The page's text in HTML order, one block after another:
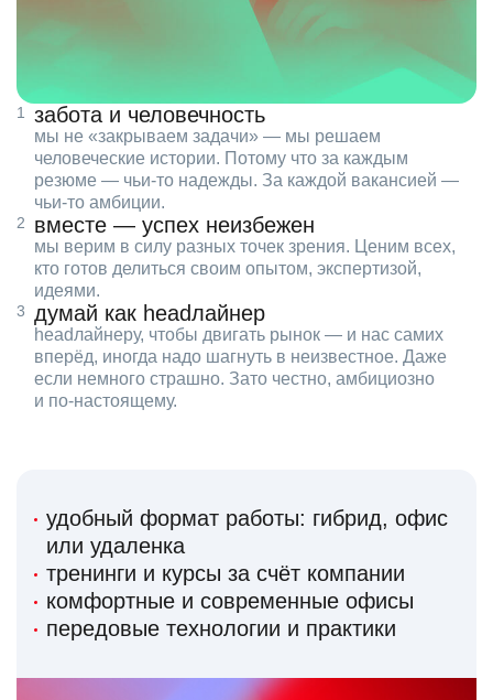
забота и человечность
мы не «закрываем задачи» — мы решаем
человеческие истории. Потому что за каждым
резюме — чьи‑то надежды. За каждой вакансией —
чьи‑то амбиции.
вместе — успех неизбежен
мы верим в силу разных точек зрения. Ценим всех,
кто готов делиться своим опытом, экспертизой,
идеями.
думай как headлайнер
headлайнеру, чтобы двигать рынок — и нас самих
вперёд, иногда надо шагнуть в неизвестное. Даже
если немного страшно. Зато честно, амбициозно
и по‑настоящему.
удобный формат работы: гибрид, офис
или удаленка
тренинги и курсы за счёт компании
комфортные и современные офисы
передовые технологии и практики